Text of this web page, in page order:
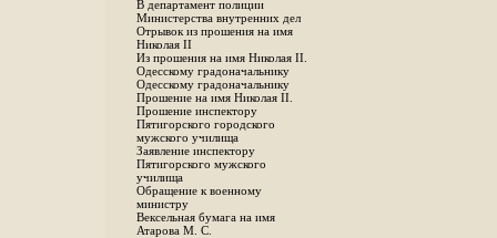
В департамент полиции
Министерства внутренних дел
Отрывок из прошения на имя
Николая II
Из прошения на имя Николая II.
Одесскому градоначальнику
Одесскому градоначальнику
Прошение на имя Николая II.
Прошение инспектору
Пятигорского городского
мужского училища
Заявление инспектору
Пятигорского мужского
училища
Обращение к военному
министру
Вексельная бумага на имя
Атарова М. С.